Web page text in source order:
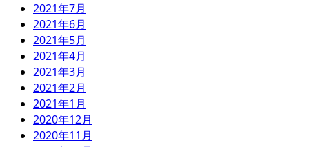
2021年7月
2021年6月
2021年5月
2021年4月
2021年3月
2021年2月
2021年1月
2020年12月
2020年11月